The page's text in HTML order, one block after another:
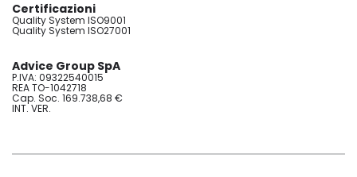
Certificazioni
Quality System ISO9001
Quality System ISO27001
Advice Group SpA
P.IVA: 09322540015
REA TO-1042718
Cap. Soc. 169.738,68 €
INT. VER.